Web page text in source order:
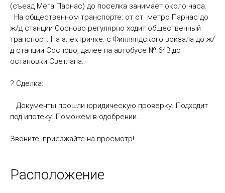
(съезд Мега Парнас) до поселка занимает около часа.
На общественном транспорте: от ст. метро Парнас до
ж/д станции Сосново регулярно ходит общественный
транспорт. На электричке: с Финляндского вокзала до ж/
д станции Сосново, далее на автобусе № 643 до
остановки Светлана.
? Сделка:
Документы прошли юридическую проверку. Подходит
под ипотеку. Поможем в одобрении.
Звоните, приезжайте на просмотр!
Расположение